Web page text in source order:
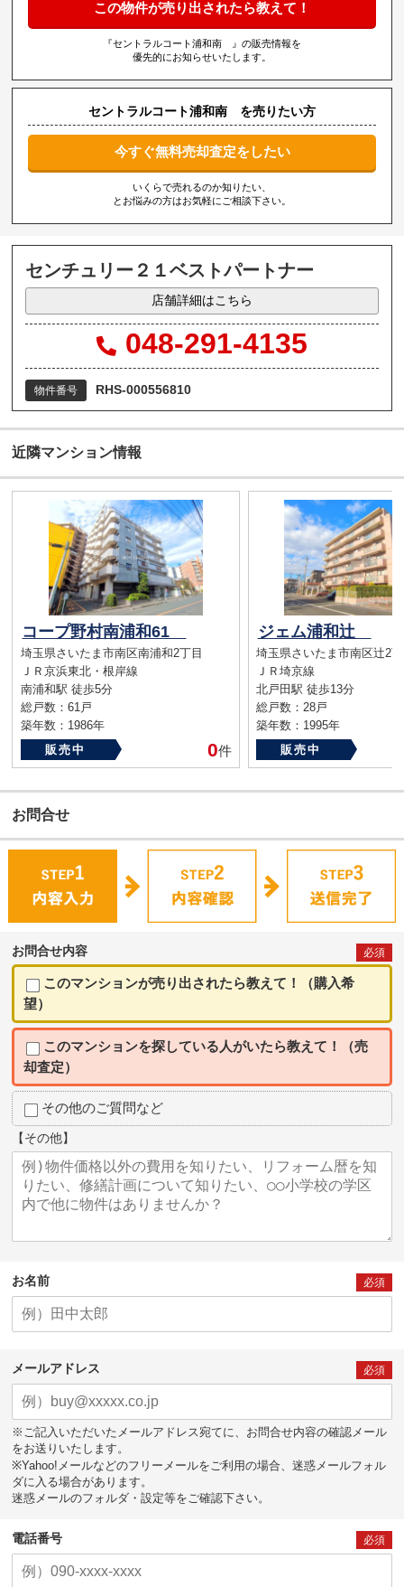
この物件が売り出されたら教えて！
『セントラルコート浦和南 』の販売情報を
優先的にお知らせいたします。
セントラルコート浦和南 を売りたい方
今すぐ無料売却査定をしたい
いくらで売れるのか知りたい、
とお悩みの方はお気軽にご相談下さい。
センチュリー２１ベストパートナー
店舗詳細はこちら
048-291-4135
物件番号 RHS-000556810
近隣マンション情報
コープ野村南浦和61
埼玉県さいたま市南区南浦和2丁目
ＪＲ京浜東北・根岸線
南浦和駅 徒歩5分
総戸数：61戸
築年数：1986年
販売中
0件
ジェム浦和辻
埼玉県さいたま市南区辻2
ＪＲ埼京線
北戸田駅 徒歩13分
総戸数：28戸
築年数：1995年
販売中
お問合せ
お問合せ内容 必須
このマンションが売り出されたら教えて！（購入希
望）
このマンションを探している人がいたら教えて！（売
却査定）
その他のご質問など
【その他】
お名前 必須
メールアドレス 必須
※ご記入いただいたメールアドレス宛てに、お問合せ内容の確認メール
をお送りいたします。
※Yahoo!メールなどのフリーメールをご利用の場合、迷惑メールフォル
ダに入る場合があります。
迷惑メールのフォルダ・設定等をご確認下さい。
電話番号 必須